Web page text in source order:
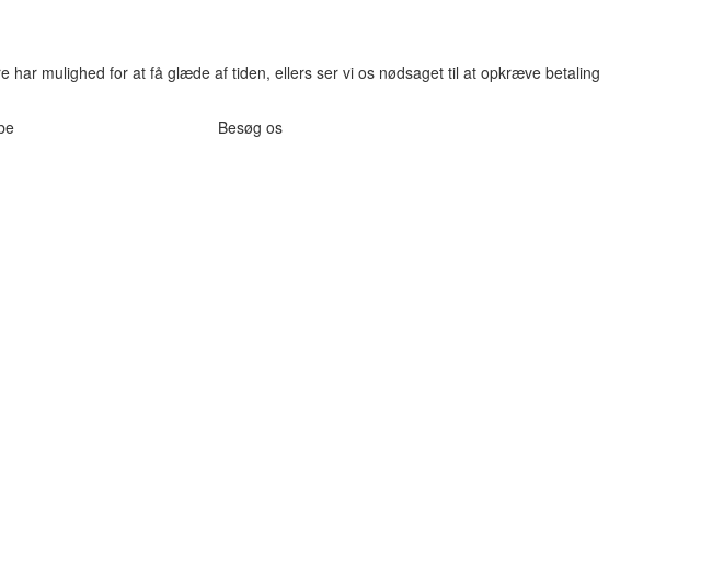
har mulighed for at få glæde af tiden, ellers ser vi os nødsaget til at opkræve betaling
Besøg os